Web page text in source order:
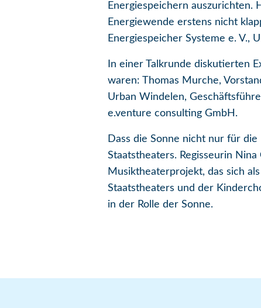
Energiespeichern auszurichten.
Energiewende erstens nicht
Energiespeicher Systeme e. V.,
In einer Talkrunde diskutierten
waren: Thomas Murche,
Urban Windelen,
e.venture consulting GmbH.
Dass die Sonne nicht nur für
Staatstheaters. Regisseurin
Musiktheaterprojekt, das sich
Staatstheaters und der
in der Rolle der Sonne.